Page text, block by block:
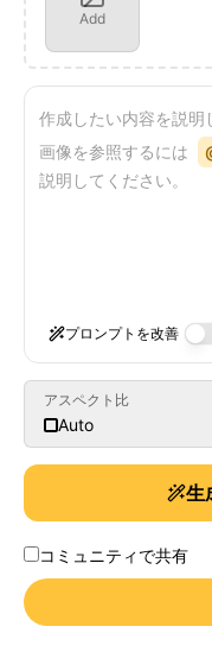
Add
作成したい内容を説明
画像を参照するには
説明してください。
プロンプトを改善
アスペクト比
Auto
生
コミュニティで共有